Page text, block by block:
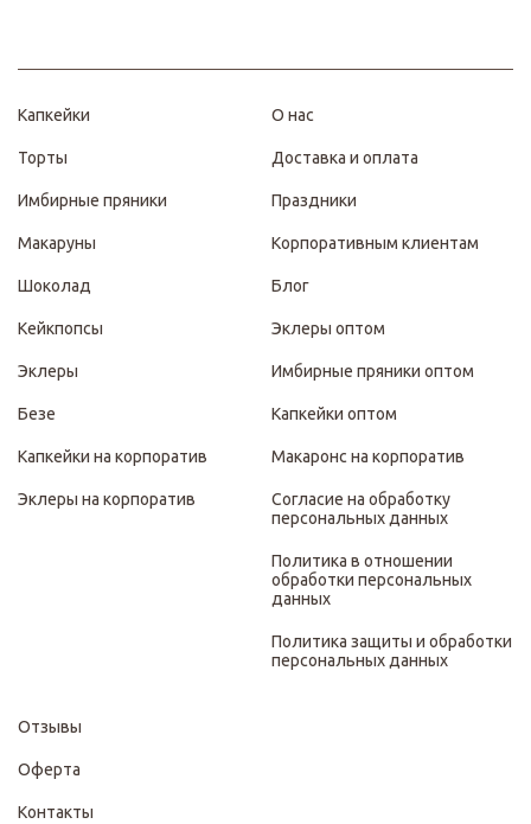
Капкейки
Торты
Имбирные пряники
Макаруны
Шоколад
Кейкпопсы
Эклеры
Безе
Капкейки на корпоратив
Эклеры на корпоратив
О нас
Доставка и оплата
Праздники
Корпоративным клиентам
Блог
Эклеры оптом
Имбирные пряники оптом
Капкейки оптом
Макаронс на корпоратив
Согласие на обработку
персональных данных
Политика в отношении
обработки персональных
данных
Политика защиты и обработки
персональных данных
Отзывы
Оферта
Контакты